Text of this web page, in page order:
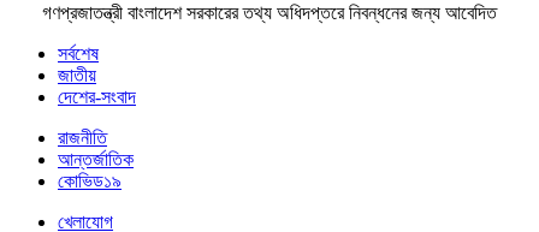
গণপ্রজাতন্ত্রী বাংলাদেশ সরকারের তথ্য অধিদপ্তরে নিবন্ধনের জন্য আবেদিত
সর্বশেষ
জাতীয়
দেশের-সংবাদ
রাজনীতি
আন্তর্জাতিক
কোভিড১৯
খেলাযোগ